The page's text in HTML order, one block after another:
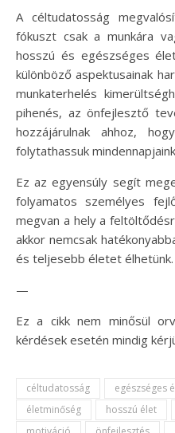
A céltudatosság
fókuszt csak a munkára
hosszú és egészséges
különböző aspektusainak
munkaterhelés
pihenés, az önfejlesztő
hozzájárulnak ahhoz,
folytathassuk
Ez az egyensúly segít
folyamatos személyes
megvan a hely a
akkor nemcsak
és teljesebb életet élhetünk.
—
Ez a cikk nem minősül
kérdések esetén mindig
céltudatosság egészséges
életminőség
hosszú élet